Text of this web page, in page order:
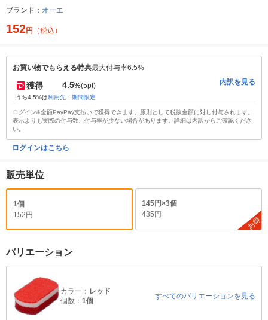
ブランド： オーエ
152円 （税込）
お買い物でもらえる特典最大付与率6.5%
獲得 4.5%(5pt)
うち4.5%は利用先・期間限定
内訳を見る
ログイン&全額PayPay支払いで獲得できます。原則として税抜金額に対し付与されます。
表示よりも実際の付与数、付与率が少ない場合があります。詳細は内訳からご確認くださ
い。
ログインはこちら
販売単位
1個
152円
145円×3個
435円
お得
バリエーション
カラー： レッド
個数： 1個
すべてのバリエーションを見る